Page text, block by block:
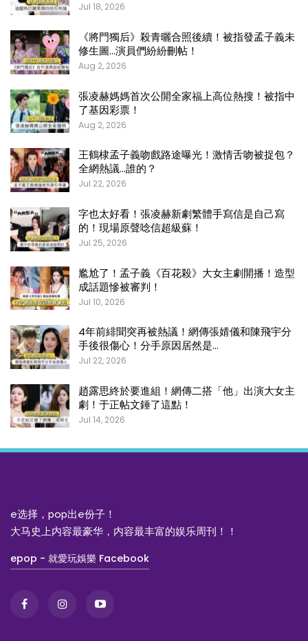
Jul 18, 2026
《將門獨后》殺青曬合照後續！被指發孟子義未
修生圖…演員們紛紛刪帖！
Aug 2, 2026
張凌赫媽媽首次公開全家福上高位熱搜！被指中
了基因彩票！
Aug 2, 2026
王鶴棣孟子義吻戲路途曝光！激情舌吻被捉包？
全網熱議…誰的？
Jul 22, 2026
字也太好看！張凌赫新劇繁體手寫信是自己寫
的！現場原聲唸信超級蘇！
Jul 25, 2026
尷尬了！孟子義《百花殺》大女主劇開播！造型
成話題慘被審判！
Jul 10, 2026
4年前緋聞突再被熱議！網傳張婧儀和陳飛宇分
手後很傷心！分手原因居然是…
Jul 22, 2026
趙露思終於要進組！網傳二搭「他」出演大女主
劇！于正帖文錘了這點！
Jul 14, 2026
e选择，pop出e份子！
大马史上内容最豪华，内容最丰富的娱乐周刊！！
epop - 就愛玩娛樂 Facebook